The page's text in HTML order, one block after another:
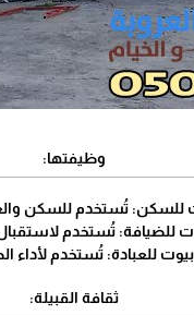
وظيفتها:
للسكن: تُستخدم للسكن
للضيافة: تُستخدم
بيوت للعبادة: تُستخدم لأداء
ثقافة القبيلة: